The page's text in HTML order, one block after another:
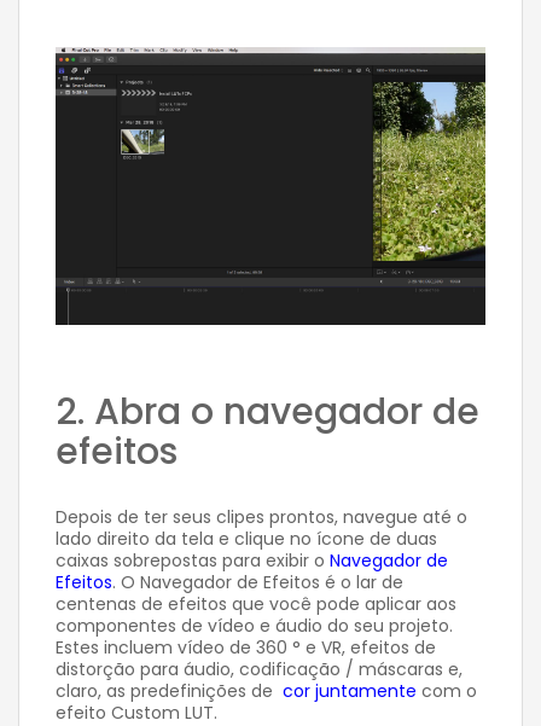
2. Abra o navegador de
efeitos
Depois de ter seus clipes prontos, navegue até o
lado direito da tela e clique no ícone de duas
caixas sobrepostas para exibir o Navegador de
Efeitos. O Navegador de Efeitos é o lar de
centenas de efeitos que você pode aplicar aos
componentes de vídeo e áudio do seu projeto.
Estes incluem vídeo de 360 ° e VR, efeitos de
distorção para áudio, codificação / máscaras e,
claro, as predefinições de cor juntamente com o
efeito Custom LUT.